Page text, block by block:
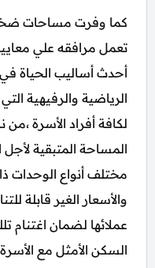
كما وفرت مساحات
تعمل مرافقه علي
أحدث أساليب الحياة في
الرياضية والرفيهية
لكافة أفراد الأسرة
المساحة المتبقية
مختلف أنواع الوحدات
والأسعار الغير قابلة
عملائها لضمان
السكن الأمثل مع